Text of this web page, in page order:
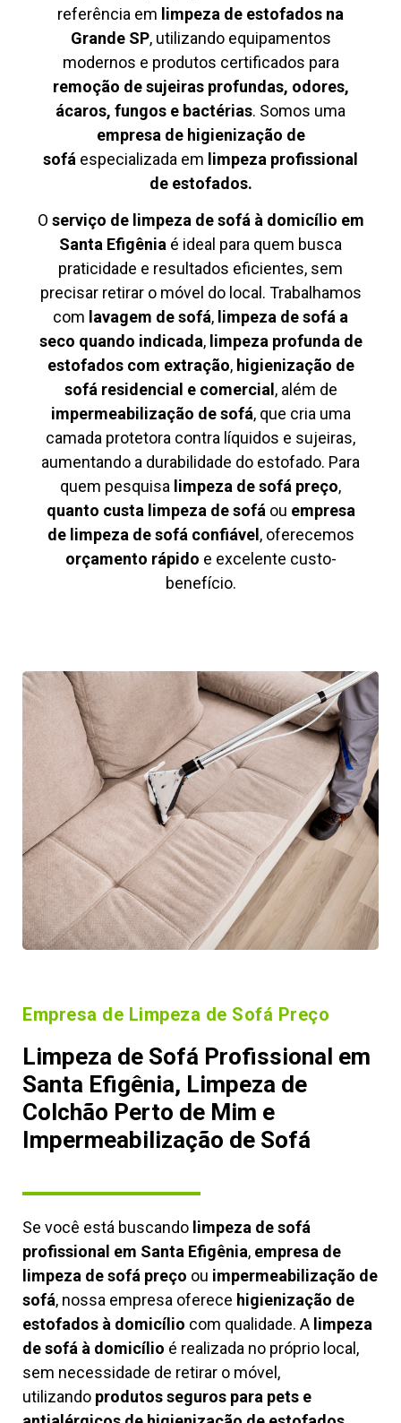
referência em limpeza de estofados na
Grande SP, utilizando equipamentos
modernos e produtos certificados para
remoção de sujeiras profundas, odores,
ácaros, fungos e bactérias. Somos uma
empresa de higienização de
sofá especializada em limpeza profissional
de estofados.
O serviço de limpeza de sofá à domicílio em
Santa Efigênia é ideal para quem busca
praticidade e resultados eficientes, sem
precisar retirar o móvel do local. Trabalhamos
com lavagem de sofá, limpeza de sofá a
seco quando indicada, limpeza profunda de
estofados com extração, higienização de
sofá residencial e comercial , além de
impermeabilização de sofá, que cria uma
camada protetora contra líquidos e sujeiras,
aumentando a durabilidade do estofado. Para
quem pesquisa limpeza de sofá preço,
quanto custa limpeza de sofáou empresa
de limpeza de sofá confiável , oferecemos
orçamento rápido e excelente custo-
benefício.
Empresa de Limpeza de Sofá Preço
Limpeza de Sofá Profissional em
Santa Efigênia, Limpeza de
Colchão Perto de Mim e
Impermeabilização de Sofá
Se você está buscando limpeza de sofá
profissional em Santa Efigênia, empresa de
limpeza de sofá preço ou impermeabilização de
sofá, nossa empresa oferece higienização de
estofados à domicílio com qualidade. A limpeza
de sofá à domicílio é realizada no próprio local,
sem necessidade de retirar o móvel,
utilizando produtos seguros para pets e